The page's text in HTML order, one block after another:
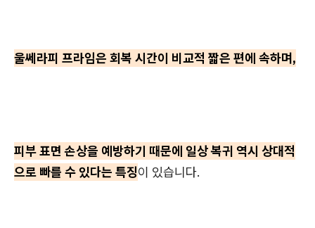
울쎄라피 프라임은 회복 시간이 비교적 짧은 편에 속하며,
피부 표면 손상을 예방하기 때문에 일상 복귀 역시 상대적
으로 빠를 수 있다는 특징이 있습니다.